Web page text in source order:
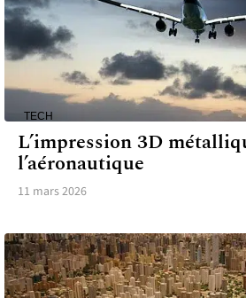
TECH
L’impression 3D
l’aéronautique
11 mars 2026